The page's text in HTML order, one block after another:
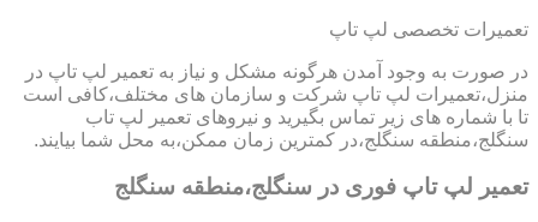
تعمیرات تخصصی لپ تاپ
در صورت به وجود آمدن هرگونه مشکل و نیاز به تعمیر لپ تاپ در
منزل،تعمیرات لپ تاپ شرکت و سازمان های مختلف،کافی است
تا با شماره های زیر تماس بگیرید و نیروهای تعمیر لپ تاب
سنگلج،منطقه سنگلج،در کمترین زمان ممکن،به محل شما بیایند.
تعمیر لپ تاپ فوری در سنگلج،منطقه سنگلج